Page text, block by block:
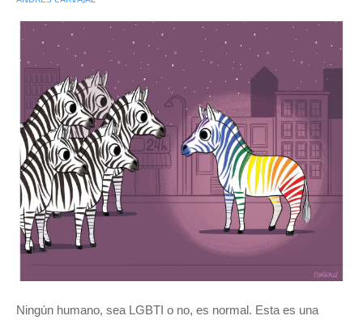
Ningún humano, sea LGBTI o no, es normal. Esta es una